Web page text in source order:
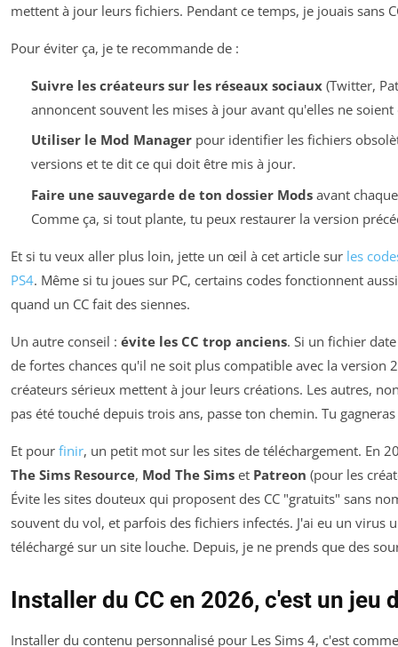
mettent à jour leurs fichiers. Pendant ce temps, je jouais sans
Pour éviter ça, je te recommande de :
Suivre les créateurs sur les réseaux sociaux(Twitter,
annoncent souvent les mises à jour avant qu'elles ne
Utiliser le Mod Managerpour identifier les fichiers
versions et te dit ce qui doit être mis à jour.
Faire une sauvegarde de ton dossier Modsavant
Comme ça, si tout plante, tu peux restaurer la version
Et si tu veux aller plus loin, jette un œil à cet article sur les
PS4. Même si tu joues sur PC, certains codes fonctionnent
quand un CC fait des siennes.
Un autre conseil : évite les CC trop anciens. Si un fichier
de fortes chances qu'il ne soit plus compatible avec la version
créateurs sérieux mettent à jour leurs créations. Les autres,
pas été touché depuis trois ans, passe ton chemin. Tu
Et pour finir, un petit mot sur les sites de téléchargement. En
The Sims Resource, Mod The Sims et Patreon (pour les
Évite les sites douteux qui proposent des CC "gratuits" sans
souvent du vol, et parfois des fichiers infectés. J'ai eu un virus
téléchargé sur un site louche. Depuis, je ne prends que des
Installer du CC en 2026, c'est un jeu
Installer du contenu personnalisé pour Les Sims 4, c'est